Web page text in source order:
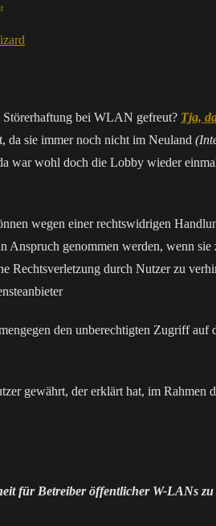
Störerhaftung bei WLAN gefreut? Tja,
da sie immer noch nicht im Neuland
war wohl doch die Lobby wieder
wegen einer rechtswidrigen
Anspruch genommen werden, wenn sie
Rechtsverletzung durch Nutzer zu
den unberechtigten Zugriff auf
gewährt, der erklärt hat, im Rahmen
für Betreiber öffentlicher W-LANs